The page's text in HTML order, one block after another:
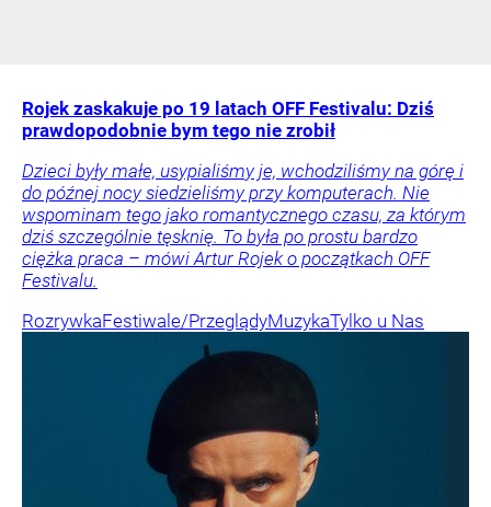
Rojek zaskakuje po 19 latach OFF Festivalu: Dziś
prawdopodobnie bym tego nie zrobił
Dzieci były małe, usypialiśmy je, wchodziliśmy na górę i
do późnej nocy siedzieliśmy przy komputerach. Nie
wspominam tego jako romantycznego czasu, za którym
dziś szczególnie tęsknię. To była po prostu bardzo
ciężka praca – mówi Artur Rojek o początkach OFF
Festivalu.
RozrywkaFestiwale/PrzeglądyMuzykaTylko u Nas